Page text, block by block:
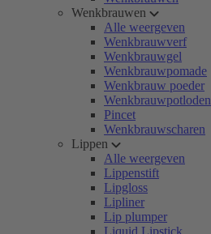
Wenkbrauwen
Alle weergeven
Wenkbrauwverf
Wenkbrauwgel
Wenkbrauwpomade
Wenkbrauw poeder
Wenkbrauwpotloden
Pincet
Wenkbrauwscharen
Lippen
Alle weergeven
Lippenstift
Lipgloss
Lipliner
Lip plumper
Liquid Lipstick